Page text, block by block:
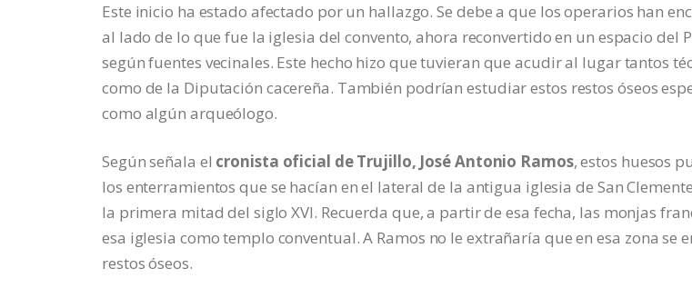
Este inicio ha estado afectado por un hallazgo. Se debe a que los operarios han
al lado de lo que fue la iglesia del convento, ahora reconvertido en un espacio del
según fuentes vecinales. Este hecho hizo que tuvieran que acudir al lugar tantos
como de la Diputación cacereña. También podrían estudiar estos restos óseos
como algún arqueólogo.
Según señala el cronista oficial de Trujillo, José Antonio Ramos, estos huesos
los enterramientos que se hacían en el lateral de la antigua iglesia de San
la primera mitad del siglo XVI. Recuerda que, a partir de esa fecha, las monjas
esa iglesia como templo conventual. A Ramos no le extrañaría que en esa zona se
restos óseos.